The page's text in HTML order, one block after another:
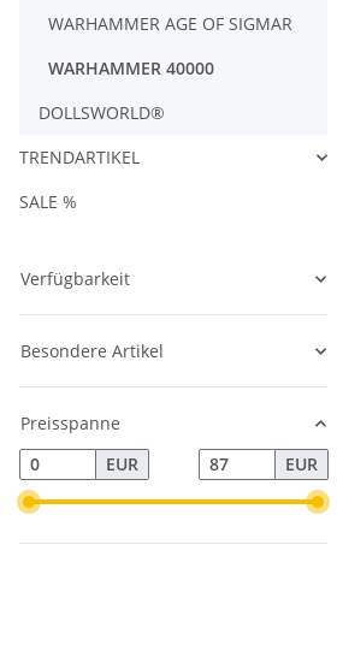
WARHAMMER AGE OF SIGMAR
WARHAMMER 40000
DOLLSWORLD®
TRENDARTIKEL
SALE %
Verfügbarkeit
Besondere Artikel
Preisspanne
EUR
EUR